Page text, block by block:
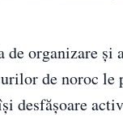
organizare și
de noroc le
desfășoare